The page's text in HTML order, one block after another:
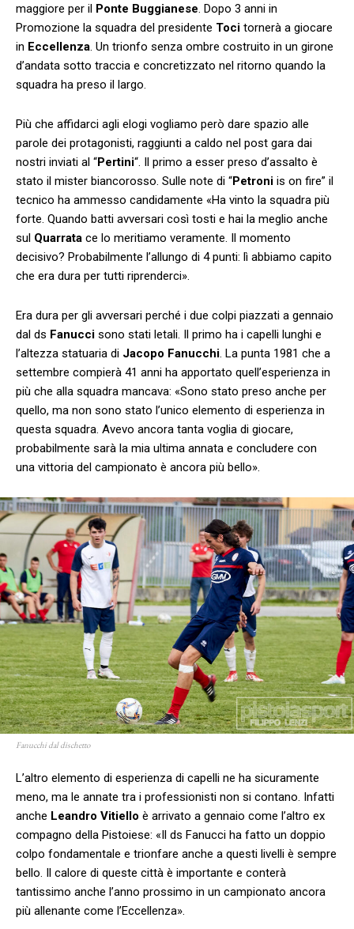
maggiore per il Ponte Buggianese. Dopo 3 anni in
Promozione la squadra del presidente Toci tornerà a giocare
in Eccellenza. Un trionfo senza ombre costruito in un girone
d’andata sotto traccia e concretizzato nel ritorno quando la
squadra ha preso il largo.
Più che affidarci agli elogi vogliamo però dare spazio alle
parole dei protagonisti, raggiunti a caldo nel post gara dai
nostri inviati al “Pertini“. Il primo a esser preso d’assalto è
stato il mister biancorosso. Sulle note di “Petroni is on fire” il
tecnico ha ammesso candidamente «Ha vinto la squadra più
forte. Quando batti avversari così tosti e hai la meglio anche
sul Quarrata ce lo meritiamo veramente. Il momento
decisivo? Probabilmente l’allungo di 4 punti: lì abbiamo capito
che era dura per tutti riprenderci».
Era dura per gli avversari perché i due colpi piazzati a gennaio
dal ds Fanucci sono stati letali. Il primo ha i capelli lunghi e
l’altezza statuaria di Jacopo Fanucchi. La punta 1981 che a
settembre compierà 41 anni ha apportato quell’esperienza in
più che alla squadra mancava: «Sono stato preso anche per
quello, ma non sono stato l’unico elemento di esperienza in
questa squadra. Avevo ancora tanta voglia di giocare,
probabilmente sarà la mia ultima annata e concludere con
una vittoria del campionato è ancora più bello».
Fanucchi dal dischetto
L’altro elemento di esperienza di capelli ne ha sicuramente
meno, ma le annate tra i professionisti non si contano. Infatti
anche Leandro Vitiello è arrivato a gennaio come l’altro ex
compagno della Pistoiese: «Il ds Fanucci ha fatto un doppio
colpo fondamentale e trionfare anche a questi livelli è sempre
bello. Il calore di queste città è importante e conterà
tantissimo anche l’anno prossimo in un campionato ancora
più allenante come l’Eccellenza».